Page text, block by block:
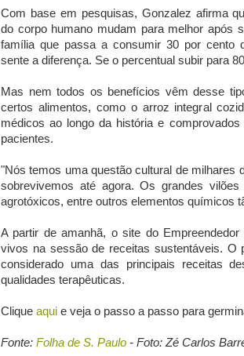
Com base em pesquisas, Gonzalez afirma
do corpo humano mudam para melhor após
família que passa a consumir 30 por cento
sente a diferença. Se o percentual subir para
Mas nem todos os benefícios vêm desse
certos alimentos, como o arroz integral
médicos ao longo da história e
pacientes.
"Nós temos uma questão cultural de milhares
sobrevivemos até agora. Os grandes
agrotóxicos, entre outros elementos químicos
A partir de amanhã, o site do
vivos na sessão de receitas sustentáveis. O
considerado uma das principais receitas
qualidades terapêuticas.
Clique aqui e veja o passo a passo para
Fonte: Folha de S. Paulo - Foto: Zé Carlos